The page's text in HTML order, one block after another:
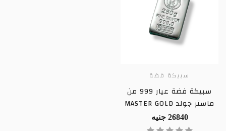
سبيكة فضة
سبيكة فضة عيار 999 من
ماستر جولد MASTER GOLD
26840 جنيه